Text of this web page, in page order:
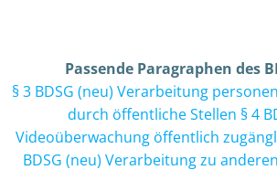
Passende Paragraphen des
§ 3 BDSG (neu) Verarbeitung
durch öffentliche Stellen § 4
Videoüberwachung öffentlich
BDSG (neu) Verarbeitung zu